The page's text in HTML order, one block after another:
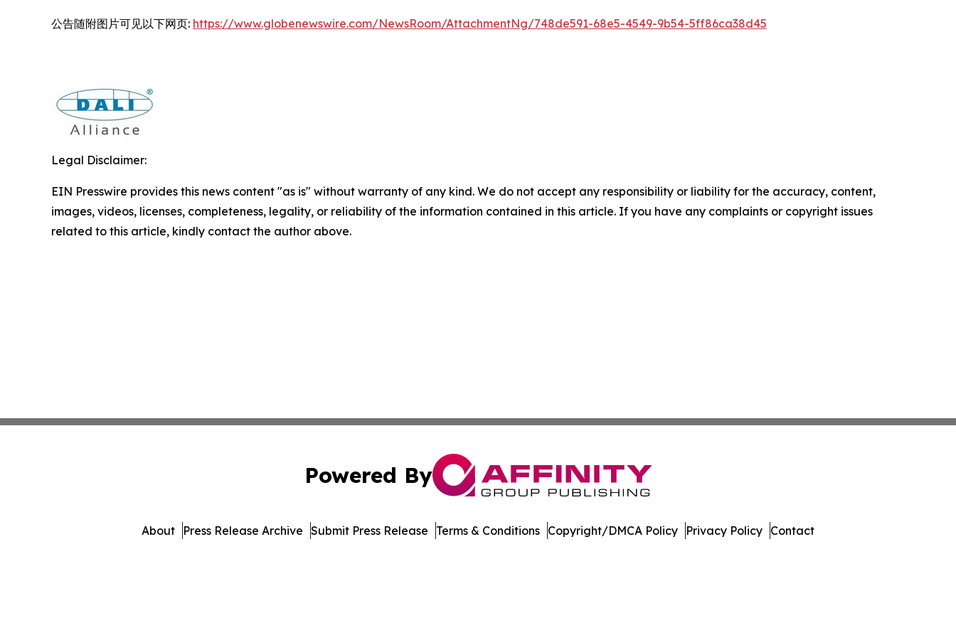
公告随附图片可见以下网页: https://www.globenewswire.com/NewsRoom/AttachmentNg/748de591-68e5-4549-9b54-5ff86ca38d45
Legal Disclaimer:
EIN Presswire provides this news content "as is" without warranty of any kind. We do not accept any responsibility or liability for the accuracy, content,
images, videos, licenses, completeness, legality, or reliability of the information contained in this article. If you have any complaints or copyright issues
related to this article, kindly contact the author above.
Powered By
About Press Release Archive Submit Press Release Terms & Conditions Copyright/DMCA Policy Privacy Policy Contact